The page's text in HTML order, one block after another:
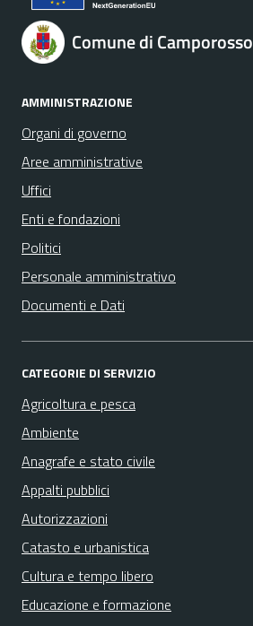
Comune di Camporosso
AMMINISTRAZIONE
Organi di governo
Aree amministrative
Uffici
Enti e fondazioni
Politici
Personale amministrativo
Documenti e Dati
CATEGORIE DI SERVIZIO
Agricoltura e pesca
Ambiente
Anagrafe e stato civile
Appalti pubblici
Autorizzazioni
Catasto e urbanistica
Cultura e tempo libero
Educazione e formazione